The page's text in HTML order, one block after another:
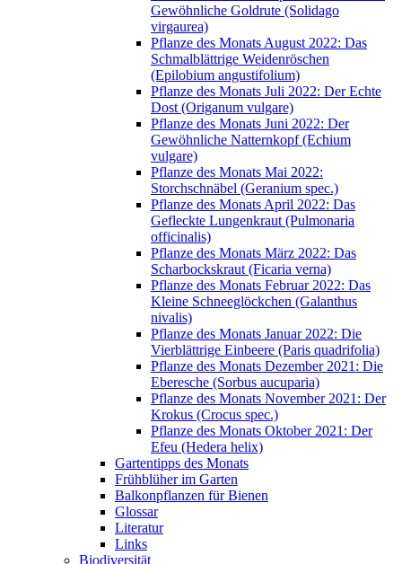
Gewöhnliche Goldrute (Solidago
virgaurea)
Pflanze des Monats August 2022: Das
Schmalblättrige Weidenröschen
(Epilobium angustifolium)
Pflanze des Monats Juli 2022: Der Echte
Dost (Origanum vulgare)
Pflanze des Monats Juni 2022: Der
Gewöhnliche Natternkopf (Echium
vulgare)
Pflanze des Monats Mai 2022:
Storchschnäbel (Geranium spec.)
Pflanze des Monats April 2022: Das
Gefleckte Lungenkraut (Pulmonaria
officinalis)
Pflanze des Monats März 2022: Das
Scharbockskraut (Ficaria verna)
Pflanze des Monats Februar 2022: Das
Kleine Schneeglöckchen (Galanthus
nivalis)
Pflanze des Monats Januar 2022: Die
Vierblättrige Einbeere (Paris quadrifolia)
Pflanze des Monats Dezember 2021: Die
Eberesche (Sorbus aucuparia)
Pflanze des Monats November 2021: Der
Krokus (Crocus spec.)
Pflanze des Monats Oktober 2021: Der
Efeu (Hedera helix)
Gartentipps des Monats
Frühblüher im Garten
Balkonpflanzen für Bienen
Glossar
Literatur
Links
Biodiversität